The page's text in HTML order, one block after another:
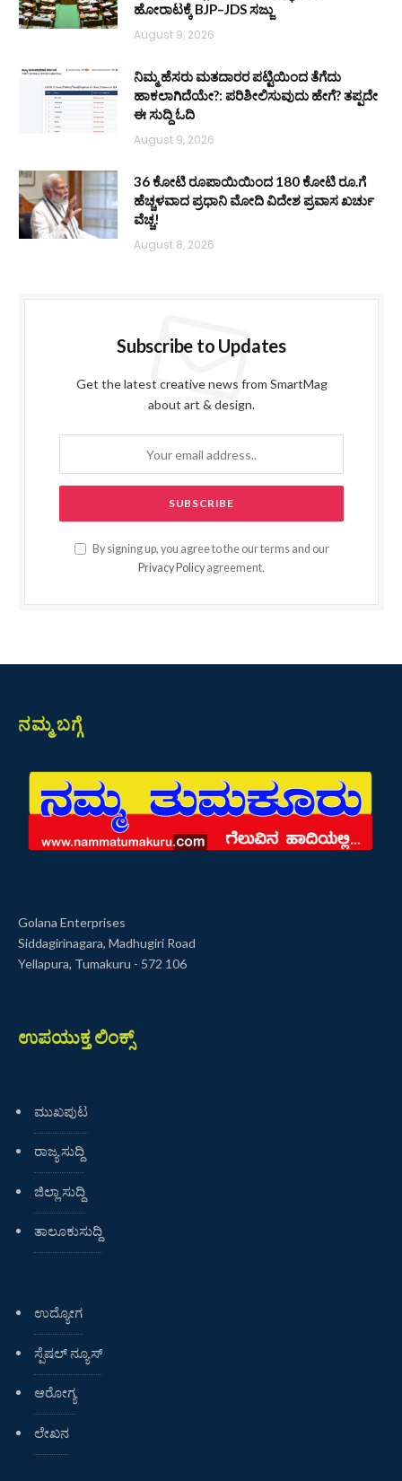
ಹೋರಾಟಕ್ಕೆ BJP–JDS ಸಜ್ಜು
August 9, 2026
ನಿಮ್ಮ ಹೆಸರು ಮತದಾರರ ಪಟ್ಟಿಯಿಂದ ತೆಗೆದು
ಹಾಕಲಾಗಿದೆಯೇ?: ಪರಿಶೀಲಿಸುವುದು ಹೇಗೆ? ತಪ್ಪದೇ
ಈ ಸುದ್ದಿ ಓದಿ
August 9, 2026
36 ಕೋಟಿ ರೂಪಾಯಿಯಿಂದ 180 ಕೋಟಿ ರೂ.ಗೆ
ಹೆಚ್ಚಳವಾದ ಪ್ರಧಾನಿ ಮೋದಿ ವಿದೇಶ ಪ್ರವಾಸ ಖರ್ಚು
ವೆಚ್ಚ!
August 8, 2026
Subscribe to Updates
Get the latest creative news from SmartMag
about art & design.
By signing up, you agree to the our terms and our
Privacy Policy agreement.
ನಮ್ಮ ಬಗ್ಗೆ
Golana Enterprises
Siddagirinagara, Madhugiri Road
Yellapura, Tumakuru - 572 106
ಉಪಯುಕ್ತ ಲಿಂಕ್ಸ್
ಮುಖಪುಟ
ರಾಜ್ಯ ಸುದ್ದಿ
ಜಿಲ್ಲಾ ಸುದ್ದಿ
ತಾಲೂಕುಸುದ್ದಿ
ಉದ್ಯೋಗ
ಸ್ಪೆಷಲ್ ನ್ಯೂಸ್
ಆರೋಗ್ಯ
ಲೇಖನ